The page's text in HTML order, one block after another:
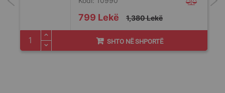
Special
Price
799 Lekë 1,380 Lekë
SHTO NË SHPORTË